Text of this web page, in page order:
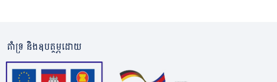
គាំទ្រ និងឧបត្ថម្ភដោយ